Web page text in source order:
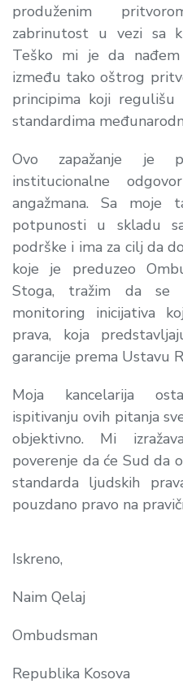
produženim
zabrinutost u vezi sa
Teško mi je da
između tako oštrog
principima koji regulišu
standardima
Ovo zapažanje je
institucionalne
angažmana. Sa
potpunosti u skladu
podrške i ima za cilj da
koje je preduzeo
Stoga, tražim da se
monitoring inicijativa
prava, koja
garancije prema Ustavu
Moja kancelarija
ispitivanju ovih pitanja
objektivno. Mi
poverenje da će Sud da
standarda ljudskih
pouzdano pravo na
Iskreno,
Naim Qelaj
Ombudsman
Republika Kosova